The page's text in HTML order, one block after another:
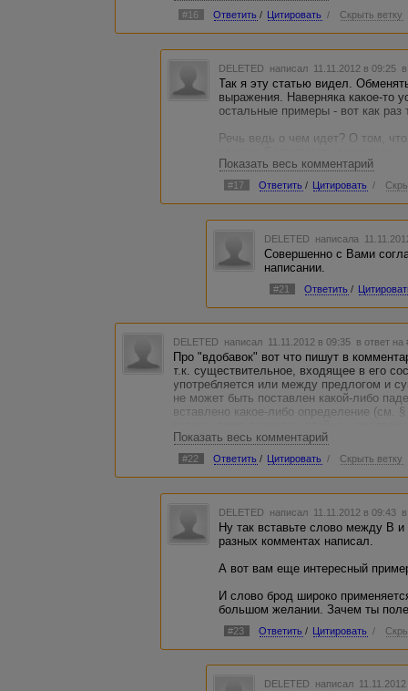
ОБращаю внимание присутствующих,
придачу", хотя прокралось еще какое-
так нигде и нет.
А вообще если ориентироваться на
только не написать. Главное, что с
#16 Ответить / Цитировать / Скрыть ветку
DELETED написал 11.11.2012 в 09:25
Так я эту статью видел.
выражения. Наверняка какое-то
остальные примеры - вот как раз
Речь ведь о чем идет? О том,
Исключения основываются _на
Ушакова - слитно!
Так откуда тогда взялась эта
вопреки логике языка и вопреки
наречий, которые все пишутся
Показать весь комментарий
#17 Ответить / Цитировать /
DELETED написала
Совершенно с Вами
написании.
#21 Ответить /
DELETED написал 11.11.2012 в 09:35 в ответ на
Про "вдобавок" вот что пишут в
т.к. существительное, входящее в его
употребляется или между предлогом и
не может быть поставлен какой-либо
вставлено какое-либо определение (см.
поутру, слишком.
§ 181
б) наречия, если к существительным,
поставлен какой-либо падежный вопрос
существительным, от которых
изменения смысла введено какое-либо
вмиг, внакидку, втайне, навстречу,
слишком и т.п.
В общем, надо в словарях глядеть,
Показать весь комментарий
#22 Ответить / Цитировать / Скрыть ветку
DELETED написал 11.11.2012 в 09:43
Ну так вставьте слово между В
разных комментах написал.
А вот вам еще интересный
И слово брод широко
большом желании. Зачем ты
#23 Ответить / Цитировать /
DELETED написал